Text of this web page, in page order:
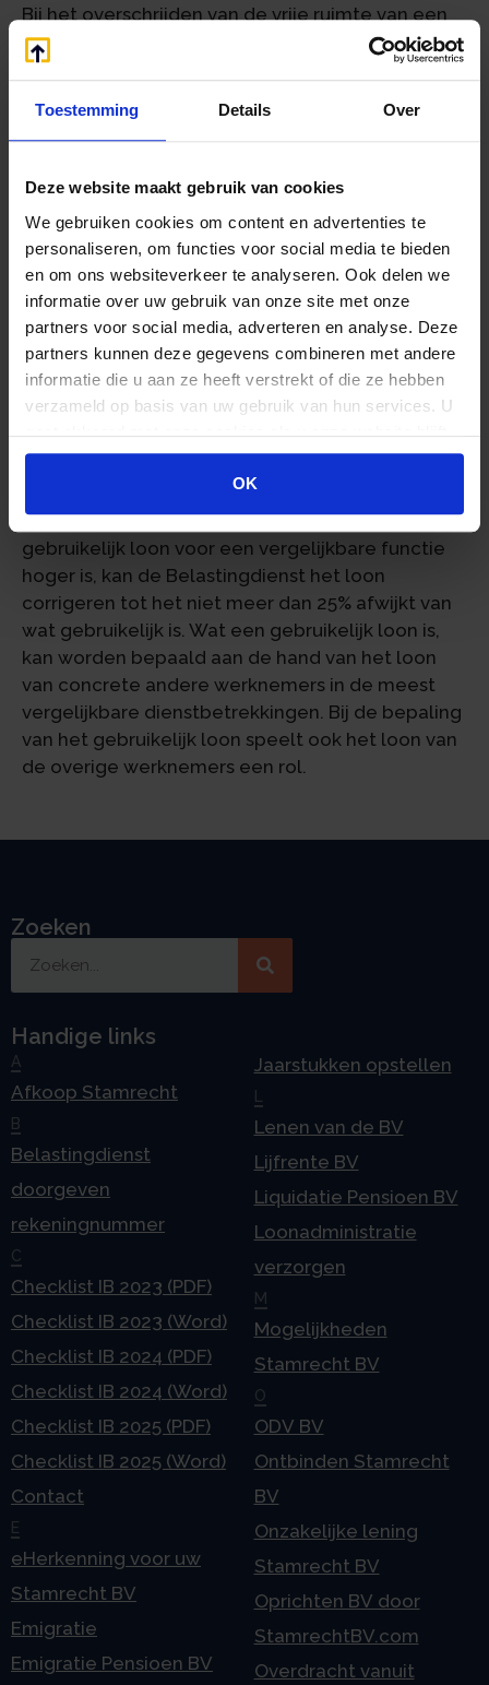
Toestemming Details Over
Deze website maakt gebruik van cookies
We gebruiken cookies om content en advertenties te
personaliseren, om functies voor social media te bieden
en om ons websiteverkeer te analyseren. Ook delen we
informatie over uw gebruik van onze site met onze
partners voor social media, adverteren en analyse. Deze
partners kunnen deze gegevens combineren met andere
informatie die u aan ze heeft verstrekt of die ze hebben
verzameld op basis van uw gebruik van hun services. U
gaat akkoord met onze cookies als u onze website blijft
gebruiken.
OK
Bij het overschrijden van de vrije ruimte van een
kalenderjaar is de werkgever een eindheffing
verschuldigd over het meerdere. Per 1 januari
verschuldigde eindheffing verlengd tot uiterlijk
het tweede aangiftetijdvak van het volgende
bij overschrijding van de vrije ruimte de
verschuldigde eindheffing vast te stellen.
Gebruikelijk loon aanmerkelijkbelanghouders
Het loon van een werknemer, die een
aanmerkelijk belang heeft in de rechtspersoon
waarvoor hij werkt, moet in 2020 ten minste €
46.000 per jaar bedragen of gelijk zijn aan het
loon dat werknemers zonder een aanmerkelijk
functie. Vaak betreft het een directeur-
grootaandeelhouder (dga). Wanneer het
gebruikelijk loon voor een vergelijkbare functie
hoger is, kan de Belastingdienst het loon
corrigeren tot het niet meer dan 25% afwijkt van
wat gebruikelijk is. Wat een gebruikelijk loon is,
kan worden bepaald aan de hand van het loon
van concrete andere werknemers in de meest
vergelijkbare dienstbetrekkingen. Bij de bepaling
van het gebruikelijk loon speelt ook het loon van
de overige werknemers een rol.
Zoeken
Handige links
A
Afkoop Stamrecht
B
Belastingdienst
doorgeven
rekeningnummer
C
Checklist IB 2023 (PDF)
Checklist IB 2023 (Word)
Checklist IB 2024 (PDF)
Checklist IB 2024 (Word)
Checklist IB 2025 (PDF)
Checklist IB 2025 (Word)
Contact
E
eHerkenning voor uw
Stamrecht BV
Emigratie
Emigratie Pensioen BV
Jaarstukken opstellen
L
Lenen van de BV
Lijfrente BV
Liquidatie Pensioen BV
Loonadministratie
verzorgen
M
Mogelijkheden
Stamrecht BV
O
ODV BV
Ontbinden Stamrecht
BV
Onzakelijke lening
Stamrecht BV
Oprichten BV door
StamrechtBV.com
Overdracht vanuit